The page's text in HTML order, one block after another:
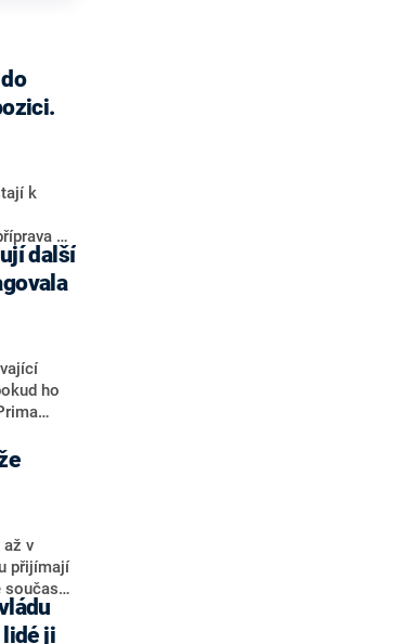
k
na
novináři
v
i
to
s
Prima
ho
mohl
není
v
přijímají
lidé ji